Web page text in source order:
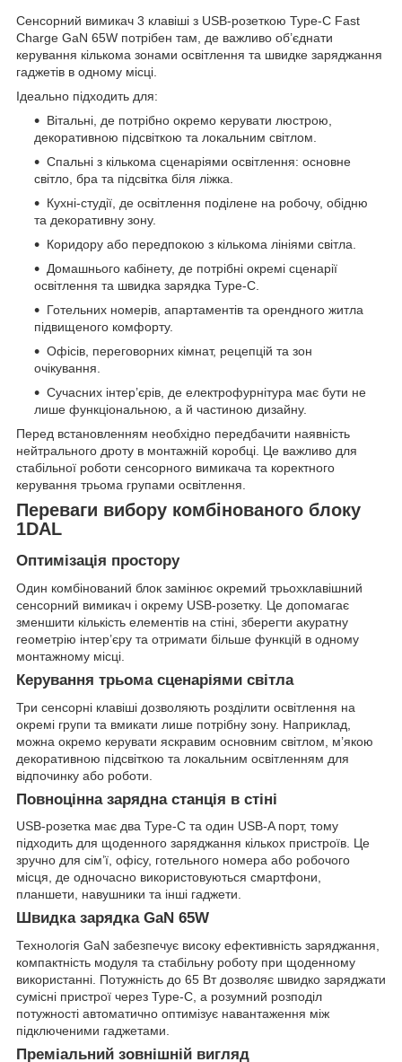
Сенсорний вимикач 3 клавіші з USB-розеткою Type-C Fast
Charge GaN 65W потрібен там, де важливо об’єднати
керування кількома зонами освітлення та швидке заряджання
гаджетів в одному місці.
Ідеально підходить для:
Вітальні, де потрібно окремо керувати люстрою,
декоративною підсвіткою та локальним світлом.
Спальні з кількома сценаріями освітлення: основне
світло, бра та підсвітка біля ліжка.
Кухні-студії, де освітлення поділене на робочу, обідню
та декоративну зону.
Коридору або передпокою з кількома лініями світла.
Домашнього кабінету, де потрібні окремі сценарії
освітлення та швидка зарядка Type-C.
Готельних номерів, апартаментів та орендного житла
підвищеного комфорту.
Офісів, переговорних кімнат, рецепцій та зон
очікування.
Сучасних інтер’єрів, де електрофурнітура має бути не
лише функціональною, а й частиною дизайну.
Перед встановленням необхідно передбачити наявність
нейтрального дроту в монтажній коробці. Це важливо для
стабільної роботи сенсорного вимикача та коректного
керування трьома групами освітлення.
Переваги вибору комбінованого блоку
1DAL
Оптимізація простору
Один комбінований блок замінює окремий трьохклавішний
сенсорний вимикач і окрему USB-розетку. Це допомагає
зменшити кількість елементів на стіні, зберегти акуратну
геометрію інтер’єру та отримати більше функцій в одному
монтажному місці.
Керування трьома сценаріями світла
Три сенсорні клавіші дозволяють розділити освітлення на
окремі групи та вмикати лише потрібну зону. Наприклад,
можна окремо керувати яскравим основним світлом, м’якою
декоративною підсвіткою та локальним освітленням для
відпочинку або роботи.
Повноцінна зарядна станція в стіні
USB-розетка має два Type-C та один USB-A порт, тому
підходить для щоденного заряджання кількох пристроїв. Це
зручно для сім’ї, офісу, готельного номера або робочого
місця, де одночасно використовуються смартфони,
планшети, навушники та інші гаджети.
Швидка зарядка GaN 65W
Технологія GaN забезпечує високу ефективність заряджання,
компактність модуля та стабільну роботу при щоденному
використанні. Потужність до 65 Вт дозволяє швидко заряджати
сумісні пристрої через Type-C, а розумний розподіл
потужності автоматично оптимізує навантаження між
підключеними гаджетами.
Преміальний зовнішній вигляд